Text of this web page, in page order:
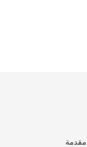
مقدمة